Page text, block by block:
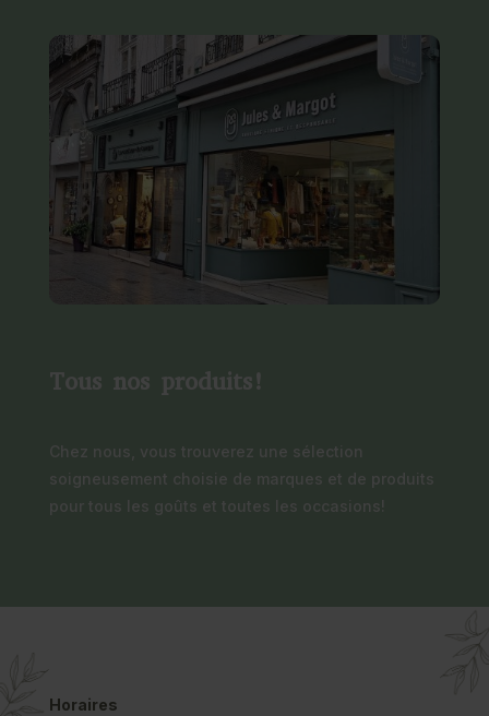
Tous nos produits!
Chez nous, vous trouverez une sélection
soigneusement choisie de marques et de produits
pour tous les goûts et toutes les occasions!
Horaires